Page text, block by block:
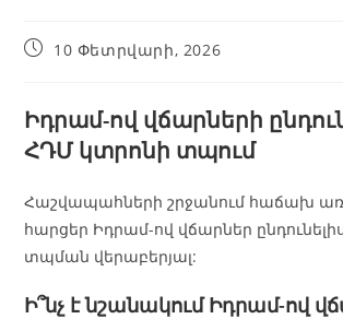
10 Փետրվարի, 2026
Իդրամ-ով վճարների
ՀԴՄ կտրոնի տպում
Հաշվապահների շրջանում հաճախ
հարցեր Իդրամ-ով վճարներ
տպման վերաբերյալ:
Ի՞նչ է նշանակում Իդրամ-ով